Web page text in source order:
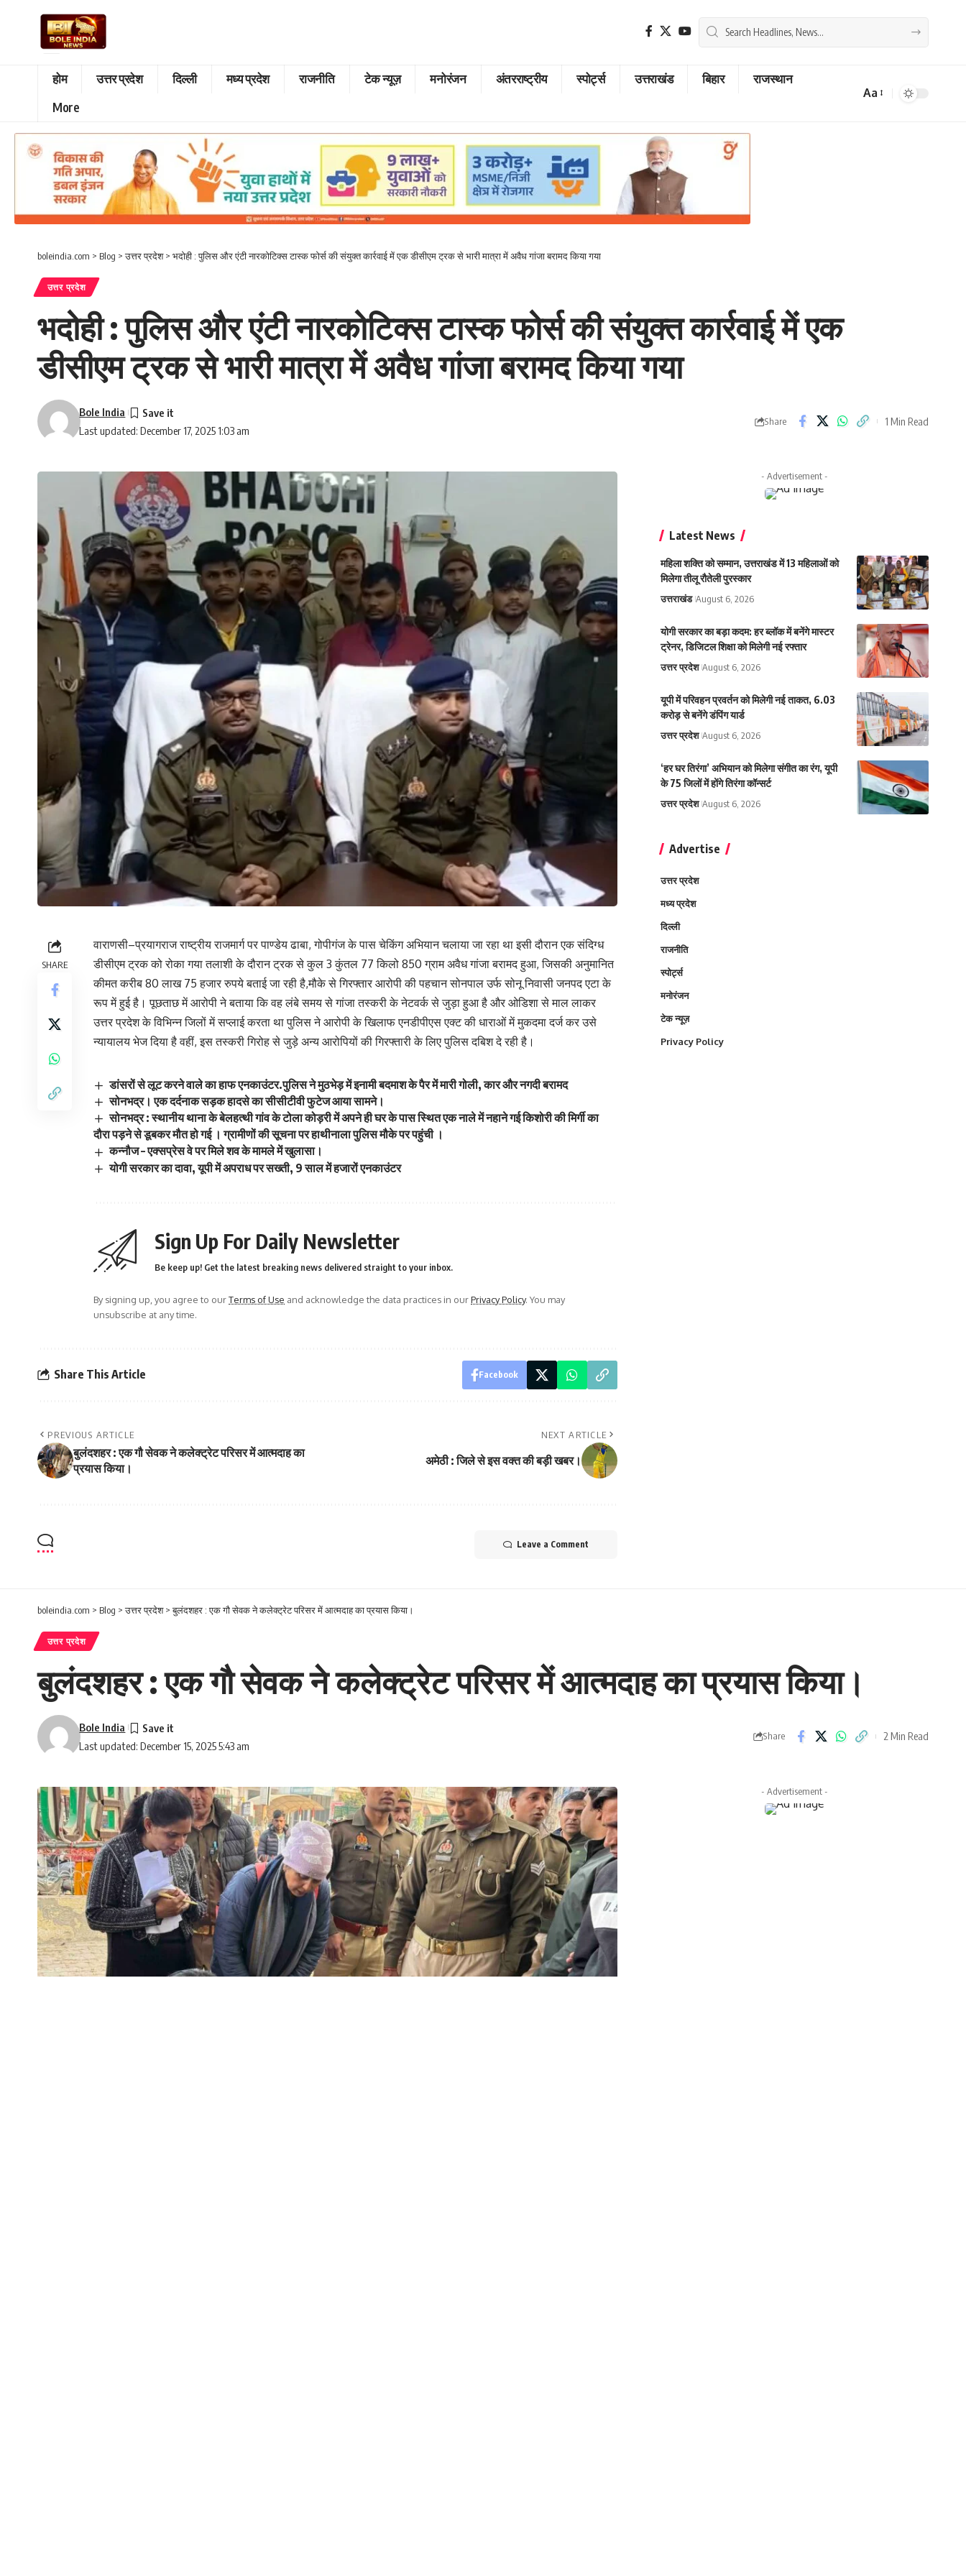
होम उत्तर प्रदेश दिल्ली मध्य प्रदेश राजनीति टेक न्यूज़ मनोरंजन अंतरराष्ट्रीय स्पोर्ट्स उत्तराखंड बिहार
राजस्थान
More
Font
Aa
boleindia.com > Blog >उत्तर प्रदेश> भदोही : पुलिस और एंटी नारकोटिक्स टास्क फोर्स की संयुक्त कार्रवाई में एक डीसीएम ट्रक से भारी मात्रा में अवैध गांजा बरामद किया गया
उत्तर प्रदेश
भदोही : पुलिस और एंटी नारकोटिक्स टास्क फोर्स की संयुक्त कार्रवाई में एक
डीसीएम ट्रक से भारी मात्रा में अवैध गांजा बरामद किया गया
Last updated: December 17, 2025 1:03 am
Bole India
Share 1 Min Read
SHARE
वाराणसी–प्रयागराज राष्ट्रीय राजमार्ग पर पाण्डेय ढाबा, गोपीगंज के पास चेकिंग अभियान चलाया जा रहा था इसी दौरान एक संदिग्ध
डीसीएम ट्रक को रोका गया तलाशी के दौरान ट्रक से कुल 3 कुंतल 77 किलो 850 ग्राम अवैध गांजा बरामद हुआ, जिसकी अनुमानित
कीमत करीब 80 लाख 75 हजार रुपये बताई जा रही है,मौके से गिरफ्तार आरोपी की पहचान सोनपाल उर्फ सोनू निवासी जनपद एटा के
रूप में हुई है। पूछताछ में आरोपी ने बताया कि वह लंबे समय से गांजा तस्करी के नेटवर्क से जुड़ा हुआ है और ओडिशा से माल लाकर
उत्तर प्रदेश के विभिन्न जिलों में सप्लाई करता था पुलिस ने आरोपी के खिलाफ एनडीपीएस एक्ट की धाराओं में मुकदमा दर्ज कर उसे
न्यायालय भेज दिया है वहीं, इस तस्करी गिरोह से जुड़े अन्य आरोपियों की गिरफ्तारी के लिए पुलिस दबिश दे रही है।
डांसरों से लूट करने वाले का हाफ एनकाउंटर.पुलिस ने मुठभेड़ में इनामी बदमाश के पैर में मारी गोली, कार और नगदी बरामद
सोनभद्र। एक दर्दनाक सड़क हादसे का सीसीटीवी फुटेज आया सामने।
सोनभद्र : स्थानीय थाना के बेलहत्थी गांव के टोला कोड़री में अपने ही घर के पास स्थित एक नाले में नहाने गई किशोरी की मिर्गी का
दौरा पड़ने से डूबकर मौत हो गई । ग्रामीणों की सूचना पर हाथीनाला पुलिस मौके पर पहुंची ।
कन्नौज – एक्सप्रेस वे पर मिले शव के मामले में खुलासा।
योगी सरकार का दावा, यूपी में अपराध पर सख्ती, 9 साल में हजारों एनकाउंटर
Sign Up For Daily Newsletter
Be keep up! Get the latest breaking news delivered straight to your inbox.
By signing up, you agree to ourTerms of Use and acknowledge the data practices in ourPrivacy Policy. You may
unsubscribe at any time.
Share This Article Facebook
PREVIOUS ARTICLE
बुलंदशहर : एक गौ सेवक ने कलेक्ट्रेट परिसर में आत्मदाह का
प्रयास किया।
NEXT ARTICLE
अमेठी : जिले से इस वक्त की बड़ी खबर।
Leave a Comment
- Advertisement -
Latest News
महिला शक्ति को सम्मान, उत्तराखंड में 13 महिलाओं को
मिलेगा तीलू रौतेली पुरस्कार
उत्तराखंड August 6, 2026
योगी सरकार का बड़ा कदम: हर ब्लॉक में बनेंगे मास्टर
ट्रेनर, डिजिटल शिक्षा को मिलेगी नई रफ्तार
उत्तर प्रदेश August 6, 2026
यूपी में परिवहन प्रवर्तन को मिलेगी नई ताकत, 6.03
करोड़ से बनेंगे डंपिंग यार्ड
उत्तर प्रदेश August 6, 2026
‘हर घर तिरंगा’ अभियान को मिलेगा संगीत का रंग, यूपी
के 75 जिलों में होंगे तिरंगा कॉन्सर्ट
उत्तर प्रदेश August 6, 2026
Advertise
उत्तर प्रदेश
मध्य प्रदेश
दिल्ली
राजनीति
स्पोर्ट्स
मनोरंजन
टेक न्यूज़
Privacy Policy
boleindia.com > Blog >उत्तर प्रदेश>बुलंदशहर : एक गौ सेवक ने कलेक्ट्रेट परिसर में आत्मदाह का प्रयास किया।
उत्तर प्रदेश
बुलंदशहर : एक गौ सेवक ने कलेक्ट्रेट परिसर में आत्मदाह का प्रयास किया।
Last updated: December 15, 2025 5:43 am
Bole India
Share 2 Min Read
- Advertisement -